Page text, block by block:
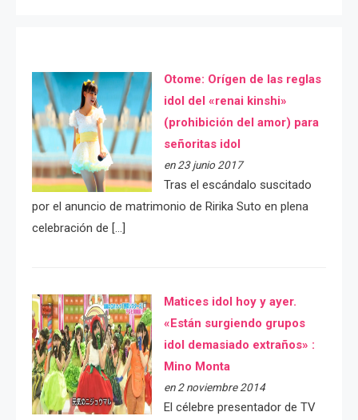
Otome: Orígen de las reglas
idol del «renai kinshi»
(prohibición del amor) para
señoritas idol
en 23 junio 2017
Tras el escándalo suscitado
por el anuncio de matrimonio de Ririka Suto en plena
celebración de […]
Matices idol hoy y ayer.
«Están surgiendo grupos
idol demasiado extraños» :
Mino Monta
en 2 noviembre 2014
El célebre presentador de TV